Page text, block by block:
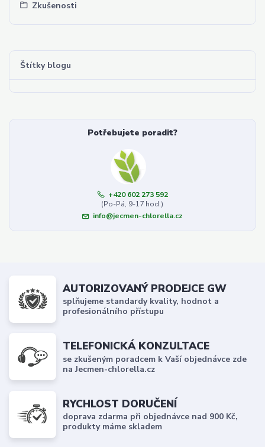
Zkušenosti
Štítky blogu
Potřebujete poradit?
+420 602 273 592
(Po-Pá, 9-17 hod.)
info@jecmen-chlorella.cz
AUTORIZOVANÝ PRODEJCE GW
splňujeme standardy kvality, hodnot a
profesionálního přístupu
TELEFONICKÁ KONZULTACE
se zkušeným poradcem k Vaší objednávce zde
na Jecmen-chlorella.cz
RYCHLOST DORUČENÍ
doprava zdarma při objednávce nad 900 Kč,
produkty máme skladem